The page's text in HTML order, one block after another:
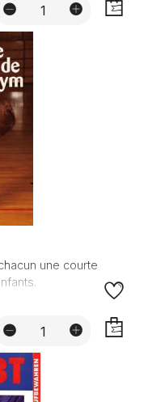
une courte